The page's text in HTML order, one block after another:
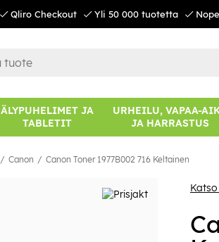
Qliro Checkout Yli 50 000 tuotetta
ÄLYPUHELIMET JA
TABLETIT
URHEILU, VAPAA-
JA HARRASTUS
Canon Canon Toner 1977B002 716 Keltainen